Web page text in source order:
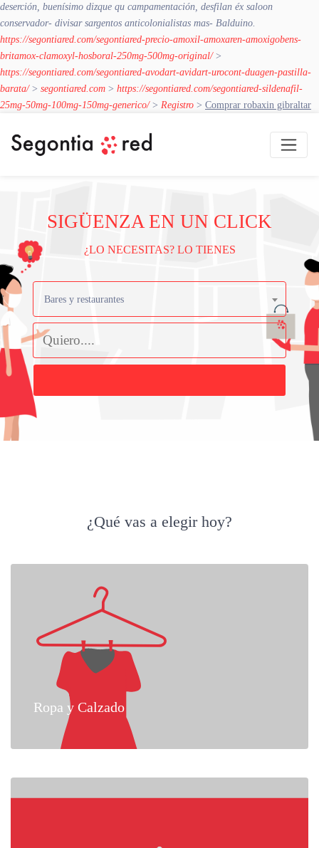
deserción, buenísimo dizque qu campamentación, desfilan éx saloon
conservador- divisar sargentos anticolonialistas mas- Balduino.
https://segontiared.com/segontiared-precio-amoxil-amoxaren-amoxigobens-
britamox-clamoxyl-hosboral-250mg-500mg-original/>
https://segontiared.com/segontiared-avodart-avidart-urocont-duagen-pastilla-
barata/> segontiared.com > https://segontiared.com/segontiared-sildenafil-
25mg-50mg-100mg-150mg-generico/> Registro > Comprar robaxin gibraltar
SIGÜENZA EN UN CLICK
¿LO NECESITAS? LO TIENES
Bares y restaurantes
¿Qué vas a elegir hoy?
Ropa y Calzado